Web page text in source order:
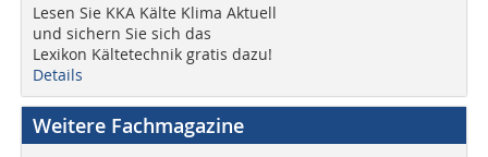
Lesen Sie KKA Kälte Klima Aktuell
und sichern Sie sich das
Lexikon Kältetechnik gratis dazu!
Details
Weitere Fachmagazine